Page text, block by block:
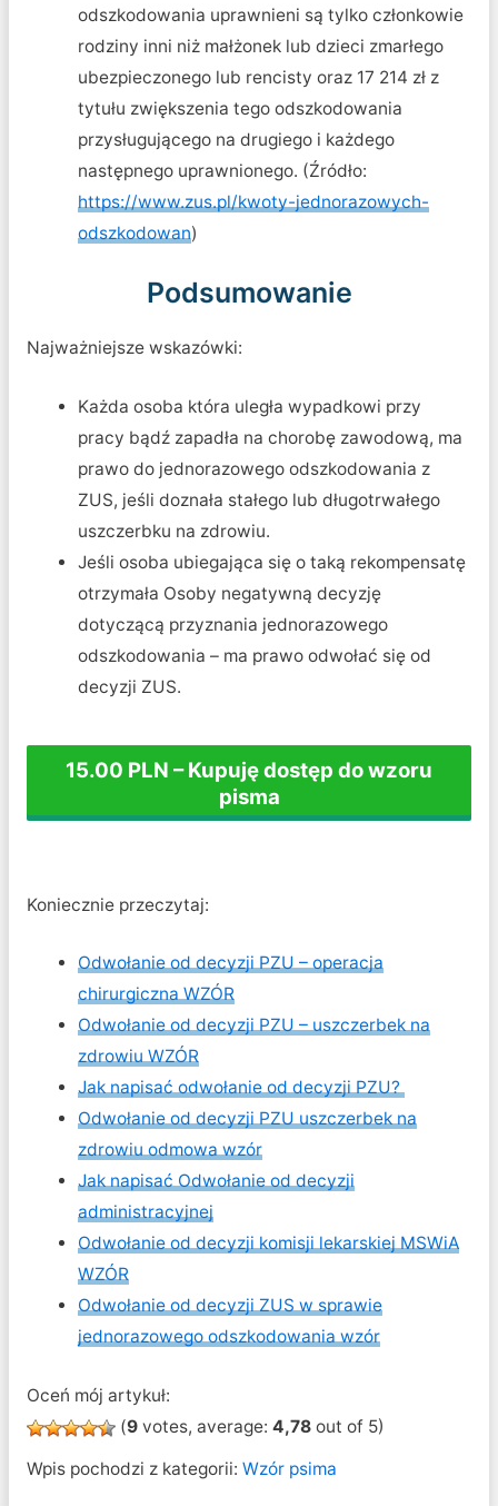
odszkodowania uprawnieni są tylko członkowie
rodziny inni niż małżonek lub dzieci zmarłego
ubezpieczonego lub rencisty oraz 17 214 zł z
tytułu zwiększenia tego odszkodowania
przysługującego na drugiego i każdego
następnego uprawnionego. (Źródło:
https://www.zus.pl/kwoty-jednorazowych-
odszkodowan)
Podsumowanie
Najważniejsze wskazówki:
Każda osoba która uległa wypadkowi przy
pracy bądź zapadła na chorobę zawodową, ma
prawo do jednorazowego odszkodowania z
ZUS, jeśli doznała stałego lub długotrwałego
uszczerbku na zdrowiu.
Jeśli osoba ubiegająca się o taką rekompensatę
otrzymała Osoby negatywną decyzję
dotyczącą przyznania jednorazowego
odszkodowania – ma prawo odwołać się od
decyzji ZUS.
15.00 PLN – Kupuję dostęp do wzoru
pisma
Koniecznie przeczytaj:
Odwołanie od decyzji PZU – operacja
chirurgiczna WZÓR
Odwołanie od decyzji PZU – uszczerbek na
zdrowiu WZÓR
Jak napisać odwołanie od decyzji PZU?
Odwołanie od decyzji PZU uszczerbek na
zdrowiu odmowa wzór
Jak napisać Odwołanie od decyzji
administracyjnej
Odwołanie od decyzji komisji lekarskiej MSWiA
WZÓR
Odwołanie od decyzji ZUS w sprawie
jednorazowego odszkodowania wzór
Oceń mój artykuł:
(9votes, average: 4,78out of 5)
Wpis pochodzi z kategorii: Wzór psima